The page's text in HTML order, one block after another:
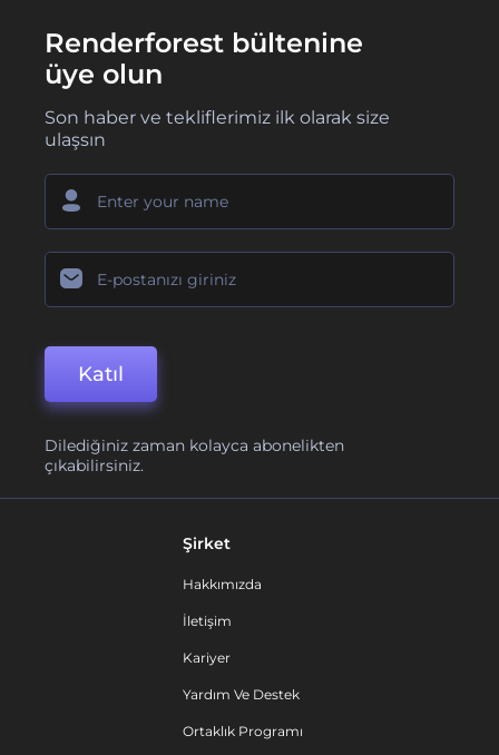
Renderforest bültenine
üye olun
Son haber ve tekliflerimiz ilk olarak size
ulaşsın
Katıl
Dilediğiniz zaman kolayca abonelikten
çıkabilirsiniz.
Şirket
Hakkımızda
İletişim
Kariyer
Yardım Ve Destek
Ortaklık Programı